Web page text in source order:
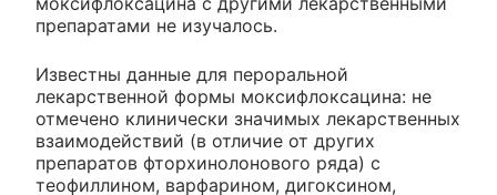
препаратами не изучалось.
Известны данные для пероральной
лекарственной формы моксифлоксацина: не
отмечено клинически значимых лекарственных
взаимодействий (в отличие от других
препаратов фторхинолонового ряда) с
теофиллином, варфарином, дигоксином,